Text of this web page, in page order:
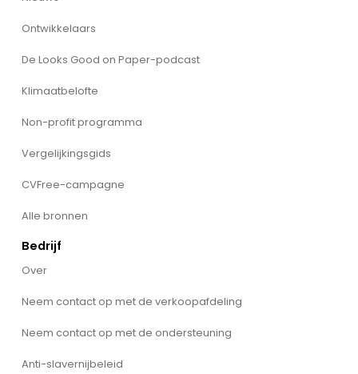
Ontwikkelaars
De Looks Good on Paper-podcast
Klimaatbelofte
Non-profit programma
Vergelijkingsgids
CVFree-campagne
Alle bronnen
Bedrijf
Over
Neem contact op met de verkoopafdeling
Neem contact op met de ondersteuning
Anti-slavernijbeleid